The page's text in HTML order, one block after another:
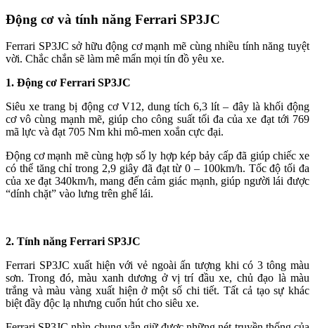
Động cơ và tính năng Ferrari SP3JC
Ferrari SP3JC sở hữu động cơ mạnh mẽ cùng nhiều tính năng tuyệt
vời. Chắc chắn sẽ làm mê mẩn mọi tín đồ yêu xe.
1. Động cơ Ferrari SP3JC
Siêu xe trang bị động cơ V12, dung tích 6,3 lít – đây là khối động
cơ vô cùng mạnh mẽ, giúp cho công suất tối đa của xe đạt tới 769
mã lực và đạt 705 Nm khi mô-men xoắn cực đại.
Động cơ mạnh mẽ cùng hợp số ly hợp kép bảy cấp đã giúp chiếc xe
có thể tăng chỉ trong 2,9 giây đã đạt từ 0 – 100km/h. Tốc độ tối đa
của xe đạt 340km/h, mang đến cảm giác mạnh, giúp người lái được
“dính chặt” vào lưng trên ghế lái.
2. Tính năng Ferrari SP3JC
Ferrari SP3JC xuất hiện với vẻ ngoài ấn tượng khi có 3 tông màu
sơn. Trong đó, màu xanh dương ở vị trí đầu xe, chủ đạo là màu
trắng và màu vàng xuất hiện ở một số chi tiết. Tất cả tạo sự khác
biệt đầy độc lạ nhưng cuốn hút cho siêu xe.